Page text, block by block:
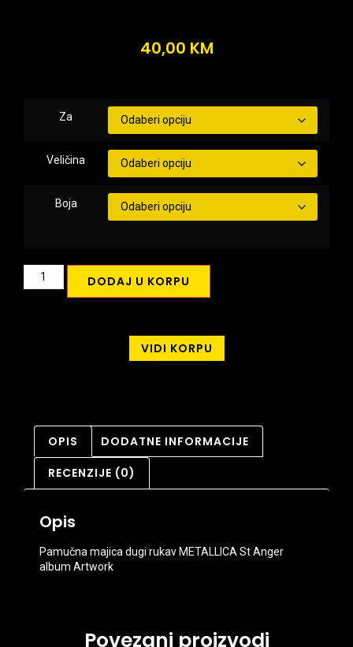
40,00 KM
Za
Veličina
Boja
DODAJ U KORPU
VIDI KORPU
OPIS DODATNE INFORMACIJE
RECENZIJE (0)
Opis
Pamučna majica dugi rukav METALLICA St Anger
album Artwork
Povezani proizvodi